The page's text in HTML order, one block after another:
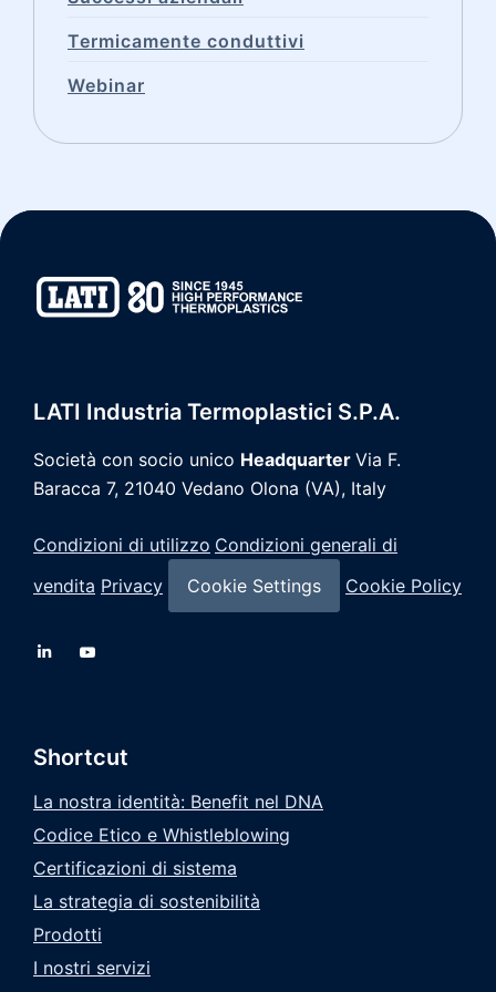
Termicamente conduttivi
Webinar
LATI Industria Termoplastici S.p.A.
Società con socio unico Headquarter Via F.
Baracca 7, 21040 Vedano Olona (VA), Italy
Condizioni di utilizzo Condizioni generali di
vendita Privacy Cookie Settings Cookie Policy
Shortcut
La nostra identità: Benefit nel DNA
Codice Etico e Whistleblowing
Certificazioni di sistema
La strategia di sostenibilità
Prodotti
I nostri servizi